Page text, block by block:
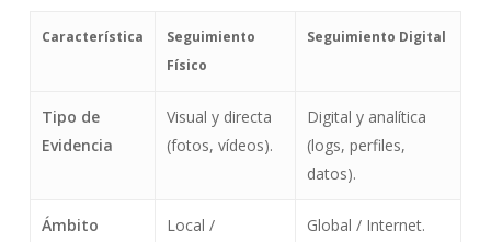
Característica
Seguimiento
Físico
Seguimiento Digital
Tipo de
Evidencia
Visual y directa
(fotos, vídeos).
Digital y analítica
(logs, perfiles,
datos).
Ámbito
Local /
Global / Internet.